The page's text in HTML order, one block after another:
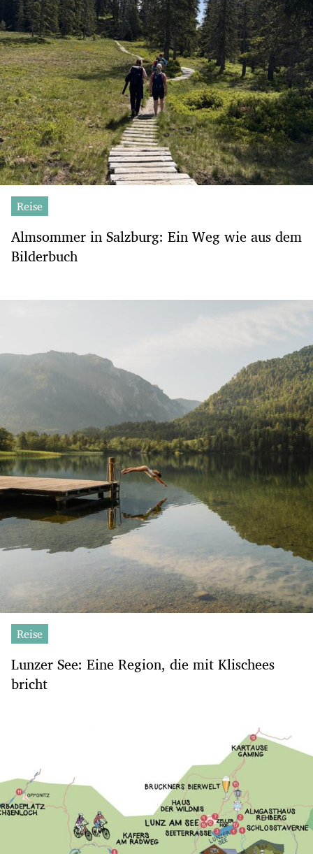
Reise
Almsommer in Salzburg: Ein Weg wie aus dem
Bilderbuch
Reise
Lunzer See: Eine Region, die mit Klischees
bricht